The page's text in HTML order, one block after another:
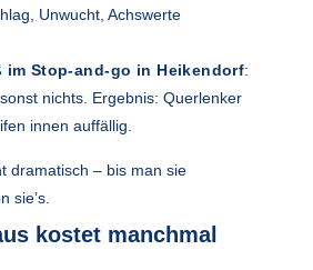
Unwucht, Achswerte
im Stop-and-go in Heikendorf:
nichts. Ergebnis: Querlenker
innen auffällig.
dramatisch – bis man sie
sie’s.
kostet manchmal